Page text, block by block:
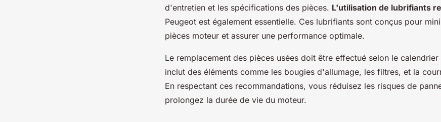
d'entretien et les spécifications des pièces. L'utilisation de lubrifiants
Peugeot est également essentielle. Ces lubrifiants sont conçus pour
pièces moteur et assurer une performance optimale.
Le remplacement des pièces usées doit être effectué selon le
inclut des éléments comme les bougies d'allumage, les filtres, et la
En respectant ces recommandations, vous réduisez les risques de
prolongez la durée de vie du moteur.